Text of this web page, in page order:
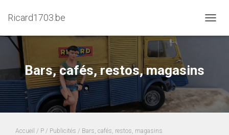
Ricard1703.be
LA
Bars, cafés, restos, magasins
Accueil / P / Publicités / Bars, cafés, restos, magasins